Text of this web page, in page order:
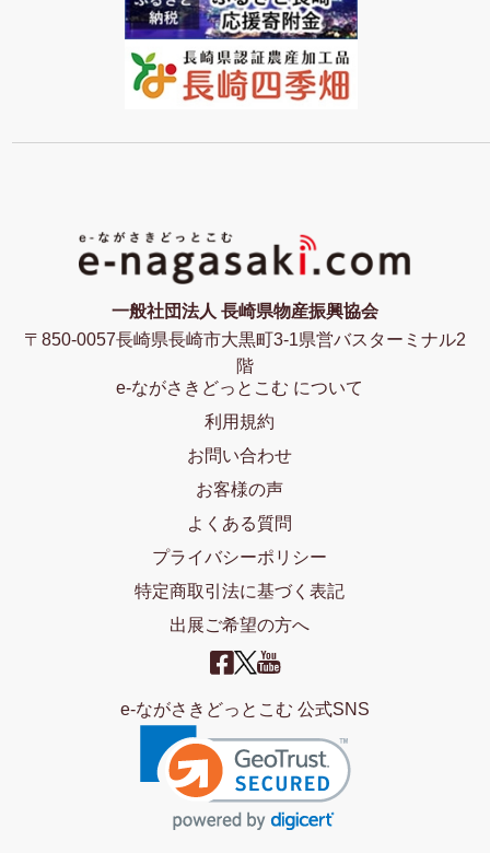
一般社団法人 長崎県物産振興協会
〒850-0057長崎県長崎市大黒町3-1県営バスターミナル2
階
e-ながさきどっとこむ について
利用規約
お問い合わせ
お客様の声
よくある質問
プライバシーポリシー
特定商取引法に基づく表記
出展ご希望の方へ
e-ながさきどっとこむ 公式SNS